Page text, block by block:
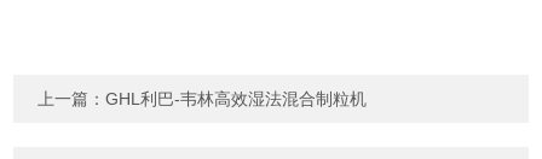
上一篇：GHL利巴-韦林高效湿法混合制粒机